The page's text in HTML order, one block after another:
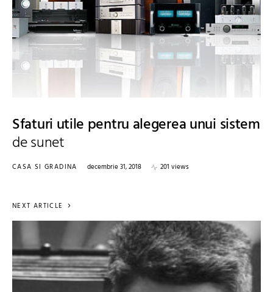
Sfaturi utile pentru alegerea unui sistem
de sunet
CASA SI GRADINA decembrie 31, 2018 201 views
NEXT ARTICLE